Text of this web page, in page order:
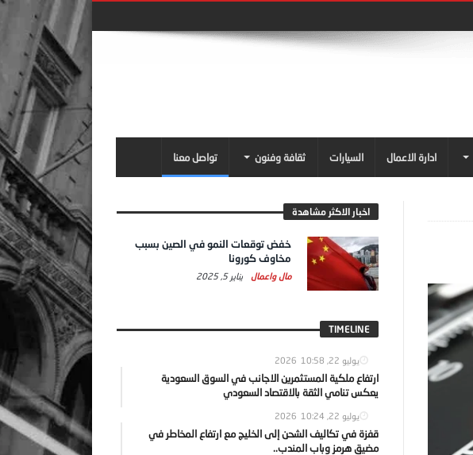
ادارة الاعمال السيارات ثقافة وفنون تواصل معنا
اخبار الاكثر مشاهدة
خفض توقعات النمو في الصين بسبب
مخاوف كورونا
مال واعمال يناير 5, 2025
TIMELINE
يوليو 22, 2026 10:58
ارتفاع ملكية المستثمرين الاجانب في السوق السعودية
يعكس تنامي الثقة بالاقتصاد السعودي
يوليو 22, 2026 10:24
قفزة في تكاليف الشحن إلى الخليج مع ارتفاع المخاطر في
مضيق هرمز وباب المندب..